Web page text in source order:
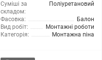
Суміші за
складом:
Поліуретановий
Фасовка:
Балон
Вид робіт:
Монтажні роботи
Категорія:
Монтажна піна